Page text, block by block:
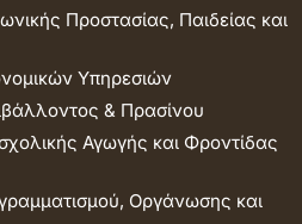
Προστασίας, Παιδείας και
Υπηρεσιών
& Πρασίνου
Αγωγής και Φροντίδας
Οργάνωσης και